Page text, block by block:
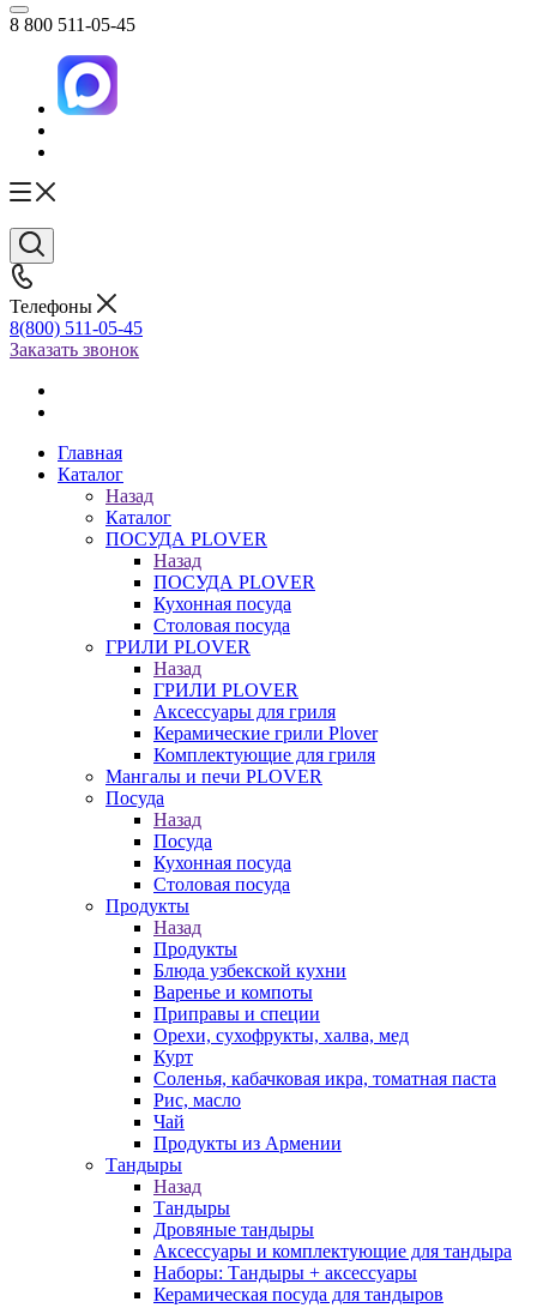
8 800 511-05-45
Телефоны
8(800) 511-05-45
Заказать звонок
Главная
Каталог
Назад
Каталог
ПОСУДА PLOVER
Назад
ПОСУДА PLOVER
Кухонная посуда
Столовая посуда
ГРИЛИ PLOVER
Назад
ГРИЛИ PLOVER
Аксессуары для гриля
Керамические грили Plover
Комплектующие для гриля
Мангалы и печи PLOVER
Посуда
Назад
Посуда
Кухонная посуда
Столовая посуда
Продукты
Назад
Продукты
Блюда узбекской кухни
Варенье и компоты
Приправы и специи
Орехи, сухофрукты, халва, мед
Курт
Соленья, кабачковая икра, томатная паста
Рис, масло
Чай
Продукты из Армении
Тандыры
Назад
Тандыры
Дровяные тандыры
Аксессуары и комплектующие для тандыра
Наборы: Тандыры + аксессуары
Керамическая посуда для тандыров